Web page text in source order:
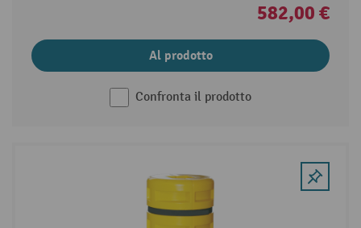
582,00 €
Al prodotto
Confronta il prodotto